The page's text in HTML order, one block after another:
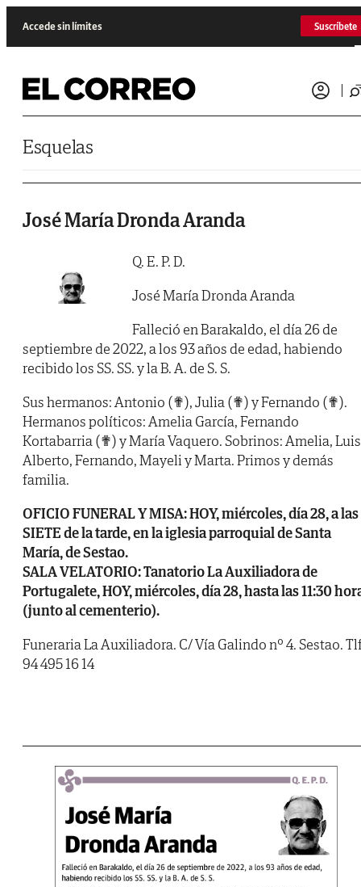
Accede sin límites Suscríbete
Esquelas
José María Dronda Aranda
Q. E. P. D.
José María Dronda Aranda
Falleció en Barakaldo, el día 26 de
septiembre de 2022, a los 93 años de edad, habiendo
recibido los SS. SS. y la B. A. de S. S.
Sus hermanos: Antonio (✟), Julia (✟) y Fernando (✟).
Hermanos políticos: Amelia García, Fernando
Kortabarria (✟) y María Vaquero. Sobrinos: Amelia, Luis
Alberto, Fernando, Mayeli y Marta. Primos y demás
familia.
OFICIO FUNERAL Y MISA: HOY, miércoles, día 28, a las
SIETE de la tarde, en la iglesia parroquial de Santa
María, de Sestao.
SALA VELATORIO: Tanatorio La Auxiliadora de
Portugalete, HOY, miércoles, día 28, hasta las 11:30
(junto al cementerio).
Funeraria La Auxiliadora. C/ Vía Galindo nº 4. Sestao.
94 495 16 14